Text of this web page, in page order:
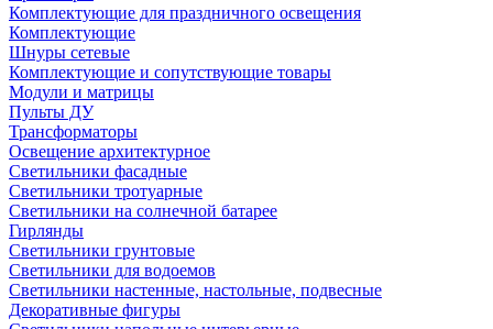
Комплектующие для праздничного освещения
Комплектующие
Шнуры сетевые
Комплектующие и сопутствующие товары
Модули и матрицы
Пульты ДУ
Трансформаторы
Освещение архитектурное
Светильники фасадные
Светильники тротуарные
Светильники на солнечной батарее
Гирлянды
Светильники грунтовые
Светильники для водоемов
Светильники настенные, настольные, подвесные
Декоративные фигуры